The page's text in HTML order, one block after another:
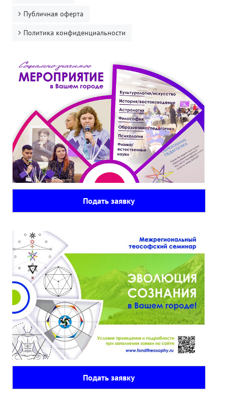
Публичная оферта
Политика конфиденциальности
Подать заявку
Подать заявку